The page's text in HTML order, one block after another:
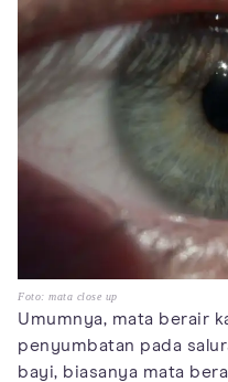
Foto: mata close up
Umumnya, mata berair
penyumbatan pada
bayi, biasanya mata